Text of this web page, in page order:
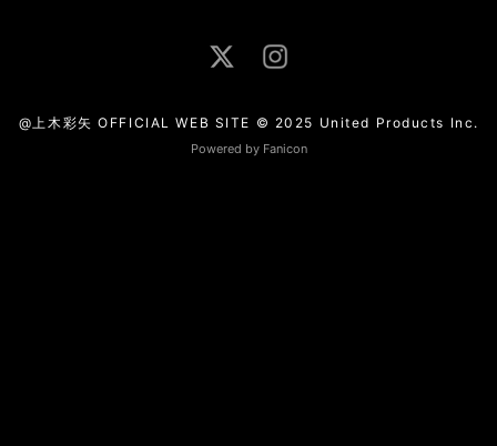
@上木彩矢 OFFICIAL WEB SITE © 2025 United Products Inc.
Powered by Fanicon